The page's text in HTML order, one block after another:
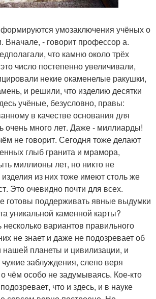
умозаключения учёных о
Вначале, - говорит профессор а.
что камню около трёх
число постепенно увеличивали,
некие окаменелые ракушки,
и решили, что изделию десятки
учёные, безусловно, правы:
в качестве основания для
очень много лет. Даже - миллиарды!
не говорит. Сегодня тоже делают
глыб гранита и мрамора,
миллионы лет, но никто не
изделия из них тоже имеют столь же
Это очевидно почти для всех.
готовы поддерживать явные выдумки
уникальной каменной карты?
вариантов правильного
не знает и даже не подозревает об
нашей планеты и цивилизации, и
чужие заблуждения, слепо веря
чём особо не задумываясь. Кое-кто
что и здесь, и в науке